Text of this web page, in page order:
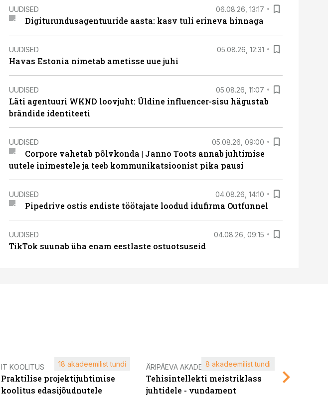
UUDISED 06.08.26, 13:17
Digiturundusagentuuride aasta: kasv tuli erineva hinnaga
UUDISED 05.08.26, 12:31
Havas Estonia nimetab ametisse uue juhi
UUDISED 05.08.26, 11:07
Läti agentuuri WKND loovjuht: Üldine influencer-sisu hägustab
brändide identiteeti
UUDISED 05.08.26, 09:00
Corpore vahetab põlvkonda | Janno Toots annab juhtimise
uutele inimestele ja teeb kommunikatsioonist pika pausi
UUDISED 04.08.26, 14:10
Pipedrive ostis endiste töötajate loodud idufirma Outfunnel
UUDISED 04.08.26, 09:15
TikTok suunab üha enam eestlaste ostuotsuseid
IT KOOLITUS
Praktilise projektijuhtimise
koolitus edasijõudnutele
18 akadeemilist tundi ÄRIPÄEVA AKADEEMIA
Tehisintellekti meistriklass
juhtidele - vundament
8 akadeemilist tundi